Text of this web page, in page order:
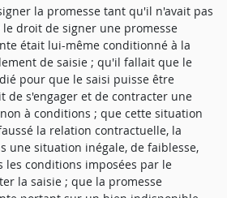
la promesse tant qu'il n'avait pas
droit de signer une promesse
était lui-même conditionné à la
de saisie ; qu'il fallait que le
pour que le saisi puisse être
de s'engager et de contracter une
à conditions ; que cette situation
la relation contractuelle, la
une situation inégale, de faiblesse,
les conditions imposées par le
la saisie ; que la promesse